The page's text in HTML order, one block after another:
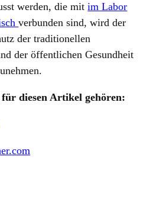
werden, die mitim Labor
verbunden sind, wird der
der traditionellen
der öffentlichen Gesundheit
diesen Artikel gehören: